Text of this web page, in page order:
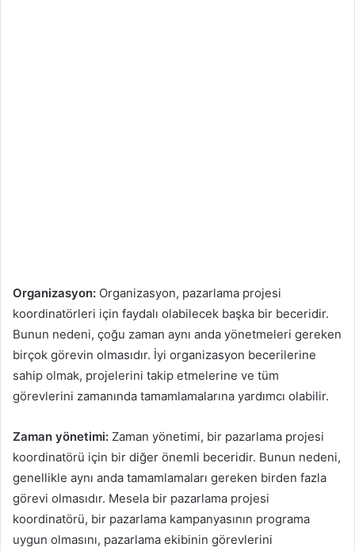
Organizasyon: Organizasyon, pazarlama projesi
koordinatörleri için faydalı olabilecek başka bir beceridir.
Bunun nedeni, çoğu zaman aynı anda yönetmeleri gereken
birçok görevin olmasıdır. İyi organizasyon becerilerine
sahip olmak, projelerini takip etmelerine ve tüm
görevlerini zamanında tamamlamalarına yardımcı olabilir.
Zaman yönetimi: Zaman yönetimi, bir pazarlama projesi
koordinatörü için bir diğer önemli beceridir. Bunun nedeni,
genellikle aynı anda tamamlamaları gereken birden fazla
görevi olmasıdır. Mesela bir pazarlama projesi
koordinatörü, bir pazarlama kampanyasının programa
uygun olmasını, pazarlama ekibinin görevlerini